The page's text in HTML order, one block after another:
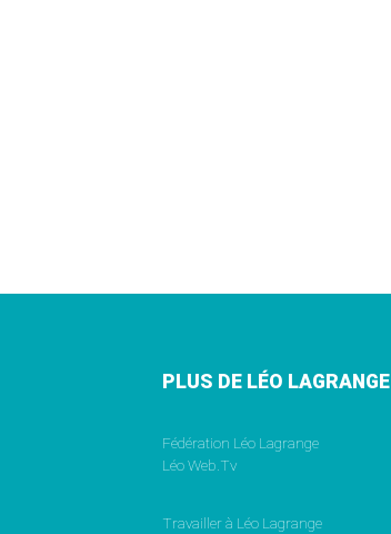
PLUS DE LÉO LAGRANGE
Fédération Léo Lagrange
Léo Web.Tv
Travailler à Léo Lagrange